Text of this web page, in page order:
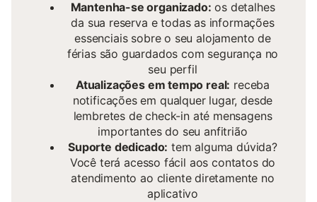
Mantenha-se organizado: os detalhes
da sua reserva e todas as informações
essenciais sobre o seu alojamento de
férias são guardados com segurança no
seu perfil
Atualizações em tempo real: receba
notificações em qualquer lugar, desde
lembretes de check-in até mensagens
importantes do seu anfitrião
Suporte dedicado: tem alguma dúvida?
Você terá acesso fácil aos contatos do
atendimento ao cliente diretamente no
aplicativo